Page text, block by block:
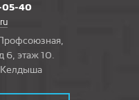
05-40
6, этаж 10.